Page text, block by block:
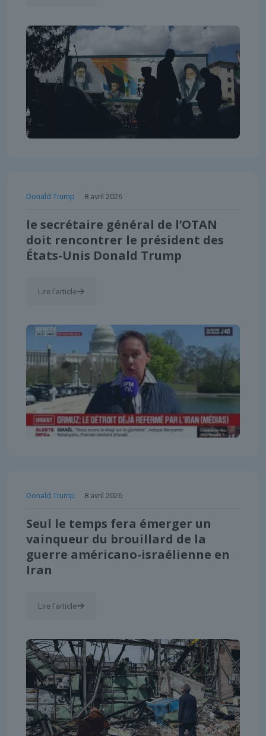
Donald Trump 8 avril 2026
le secrétaire général de l’OTAN
doit rencontrer le président des
États-Unis Donald Trump
Lire l'article
Donald Trump 8 avril 2026
Seul le temps fera émerger un
vainqueur du brouillard de la
guerre américano-israélienne en
Iran
Lire l'article